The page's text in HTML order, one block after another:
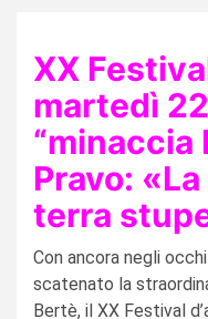
XX
martedì
“minaccia
Pravo:
terra
Con ancora negli
scatenato la
Bertè, il XX Festival